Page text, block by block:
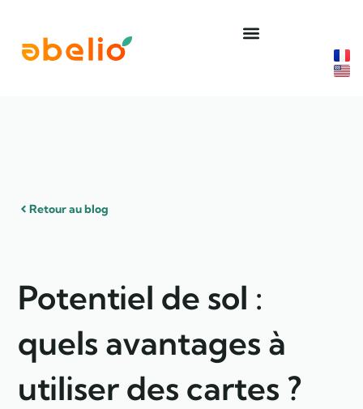
contenu
Retour au blog
Potentiel de sol :
quels avantages à
utiliser des cartes ?